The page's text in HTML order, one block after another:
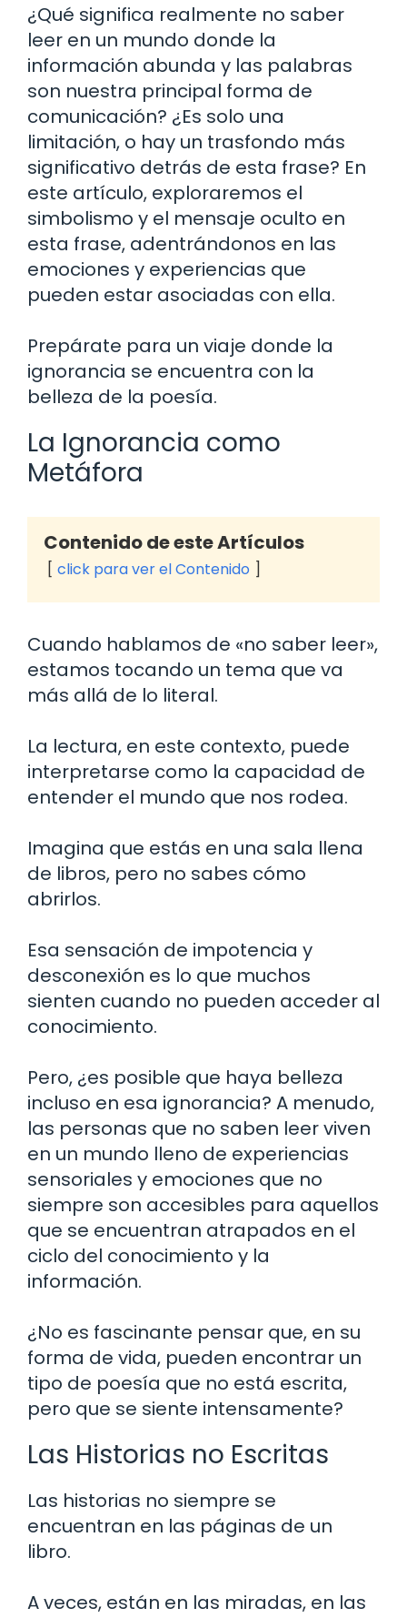
¿Qué significa realmente no saber
leer en un mundo donde la
información abunda y las palabras
son nuestra principal forma de
comunicación? ¿Es solo una
limitación, o hay un trasfondo más
significativo detrás de esta frase? En
este artículo, exploraremos el
simbolismo y el mensaje oculto en
esta frase, adentrándonos en las
emociones y experiencias que
pueden estar asociadas con ella.
Prepárate para un viaje donde la
ignorancia se encuentra con la
belleza de la poesía.
La Ignorancia como
Metáfora
Contenido de este Artículos
click para ver el Contenido
Cuando hablamos de «no saber leer»,
estamos tocando un tema que va
más allá de lo literal.
La lectura, en este contexto, puede
interpretarse como la capacidad de
entender el mundo que nos rodea.
Imagina que estás en una sala llena
de libros, pero no sabes cómo
abrirlos.
Esa sensación de impotencia y
desconexión es lo que muchos
sienten cuando no pueden acceder al
conocimiento.
Pero, ¿es posible que haya belleza
incluso en esa ignorancia? A menudo,
las personas que no saben leer viven
en un mundo lleno de experiencias
sensoriales y emociones que no
siempre son accesibles para aquellos
que se encuentran atrapados en el
ciclo del conocimiento y la
información.
¿No es fascinante pensar que, en su
forma de vida, pueden encontrar un
tipo de poesía que no está escrita,
pero que se siente intensamente?
Las Historias no Escritas
Las historias no siempre se
encuentran en las páginas de un
libro.
A veces, están en las miradas, en las